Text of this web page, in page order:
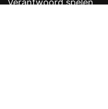
Verantwoord spelen